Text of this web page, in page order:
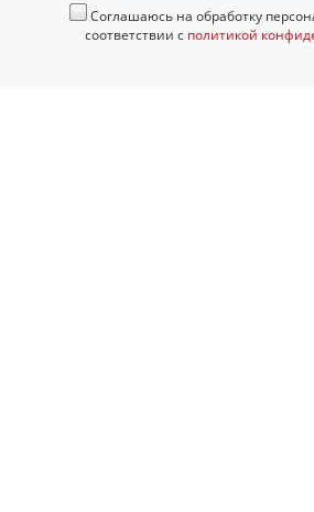
Соглашаюсь на обработку
соответствии с политикой